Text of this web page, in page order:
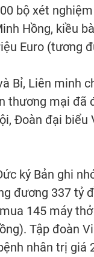
bộ xét
Hồng, kiều
Euro (tương
Bỉ, Liên minh
thương mại đã
Đoàn đại biểu
ký Bản ghi
đương 337 tỷ
145 máy
Tập đoàn
nhân trị giá